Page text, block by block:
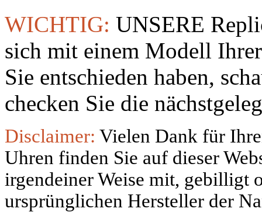
WICHTIG: UNSERE
sich mit einem Modell
Sie entschieden haben,
checken Sie die
Disclaimer: Vielen Dank für
Uhren finden Sie auf dieser
irgendeiner Weise mit, gebilligt
ursprünglichen Hersteller der